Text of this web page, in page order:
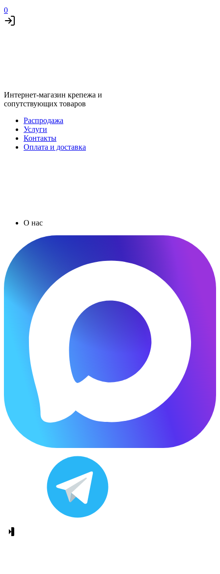
0
Интернет-магазин крепежа и
сопутствующих товаров
Распродажа
Услуги
Контакты
Оплата и доставка
О нас